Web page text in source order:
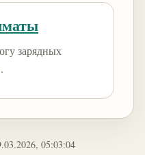
зарядных
05:03:04